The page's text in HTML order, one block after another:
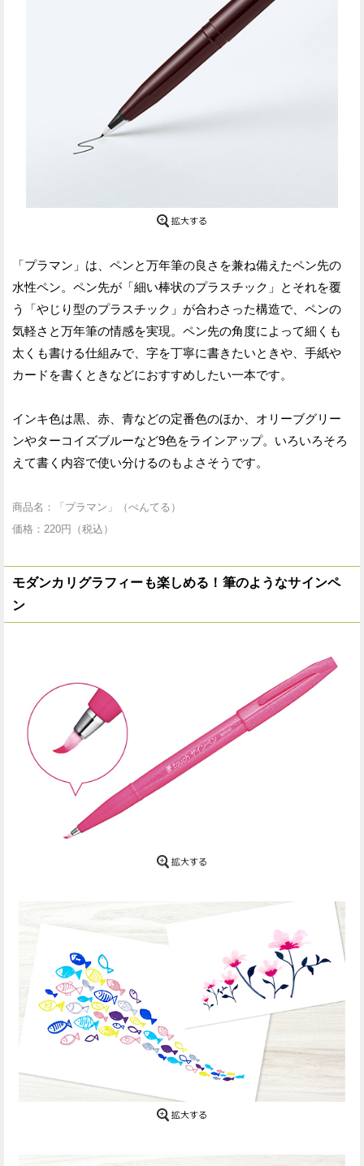
「プラマン」は、ペンと万年筆の良さを兼ね備えたペン先の
水性ペン。ペン先が「細い棒状のプラスチック」とそれを覆
う「やじり型のプラスチック」が合わさった構造で、ペンの
気軽さと万年筆の情感を実現。ペン先の角度によって細くも
太くも書ける仕組みで、字を丁寧に書きたいときや、手紙や
カードを書くときなどにおすすめしたい一本です。
インキ色は黒、赤、青などの定番色のほか、オリーブグリー
ンやターコイズブルーなど9色をラインアップ。いろいろそろ
えて書く内容で使い分けるのもよさそうです。
商品名：「プラマン」（ぺんてる）
価格：220円（税込）
モダンカリグラフィーも楽しめる！筆のようなサインペ
ン